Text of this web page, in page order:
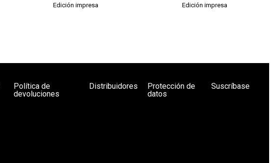
Edición impresa Edición impresa
Política de
devoluciones
Distribuidores
Protección de
datos
Suscríbase